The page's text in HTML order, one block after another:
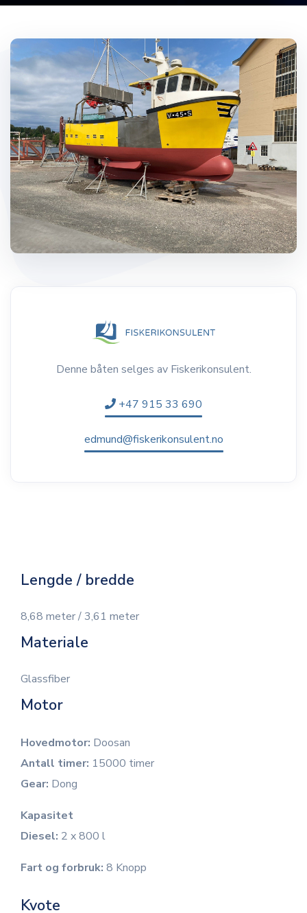
Denne båten selges av Fiskerikonsulent.
+47 915 33 690
edmund@fiskerikonsulent.no
Lengde / bredde
8,68 meter / 3,61 meter
Materiale
Glassfiber
Motor
Hovedmotor: Doosan
Antall timer: 15000 timer
Gear: Dong
Kapasitet
Diesel: 2 x 800 l
Fart og forbruk: 8 Knopp
Kvote